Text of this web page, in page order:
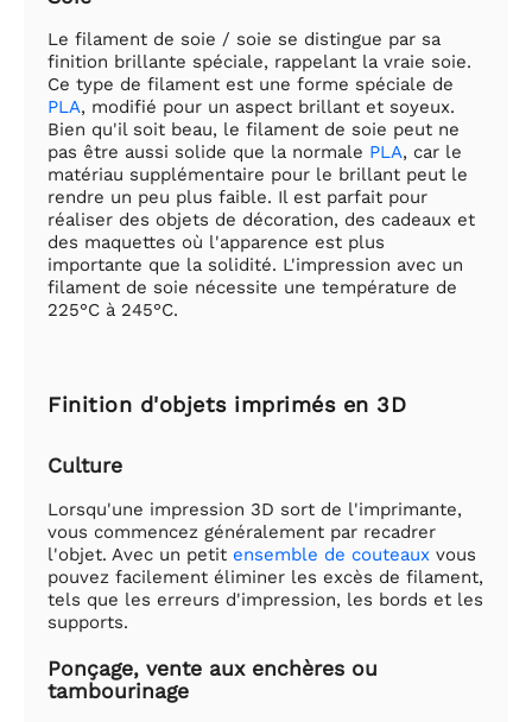
Le filament de soie / soie se distingue par sa
finition brillante spéciale, rappelant la vraie soie.
Ce type de filament est une forme spéciale de
PLA, modifié pour un aspect brillant et soyeux.
Bien qu'il soit beau, le filament de soie peut ne
pas être aussi solide que la normale PLA, car le
matériau supplémentaire pour le brillant peut le
rendre un peu plus faible. Il est parfait pour
réaliser des objets de décoration, des cadeaux et
des maquettes où l'apparence est plus
importante que la solidité. L'impression avec un
filament de soie nécessite une température de
225°C à 245°C.
Finition d'objets imprimés en 3D
Culture
Lorsqu'une impression 3D sort de l'imprimante,
vous commencez généralement par recadrer
l'objet. Avec un petit ensemble de couteaux vous
pouvez facilement éliminer les excès de filament,
tels que les erreurs d'impression, les bords et les
supports.
Ponçage, vente aux enchères ou
tambourinage